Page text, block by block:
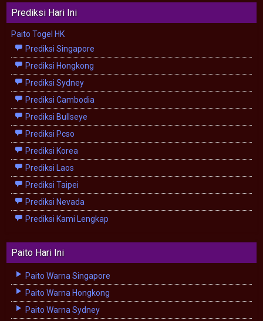
Prediksi Hari Ini
Paito Togel HK
Prediksi Singapore
Prediksi Hongkong
Prediksi Sydney
Prediksi Cambodia
Prediksi Bullseye
Prediksi Pcso
Prediksi Korea
Prediksi Laos
Prediksi Taipei
Prediksi Nevada
Prediksi Kami Lengkap
Paito Hari Ini
Paito Warna Singapore
Paito Warna Hongkong
Paito Warna Sydney